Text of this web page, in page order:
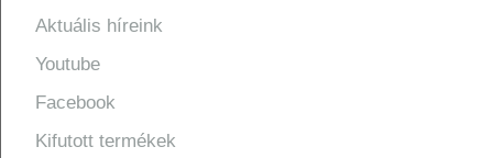
Aktuális híreink
Youtube
Facebook
Kifutott termékek